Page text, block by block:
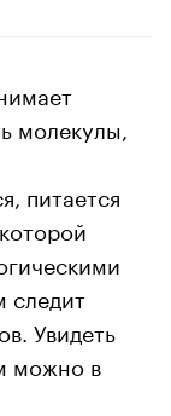
молекулы,
питается
следит
Увидеть
можно в